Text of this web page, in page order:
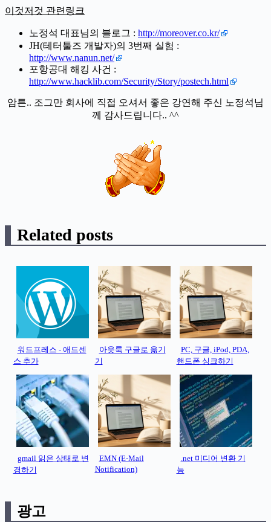
이것저것 관련링크
노정석 대표님의 블로그 : http://moreover.co.kr/
JH(테터툴즈 개발자)의 3번째 실험 :
http://www.nanun.net/
포항공대 해킹 사건 :
http://www.hacklib.com/Security/Story/postech.html
암튼.. 조그만 회사에 직접 오셔서 좋은 강연해 주신 노정석님
께 감사드립니다.. ^^
Related posts
워드프레스 - 애드센
스 추가
아웃룩 구글로 옮기
기
PC, 구글, iPod, PDA,
핸드폰 싱크하기
gmail 읽은 상태로 변
경하기
EMN (E-Mail
Notification)
.net 미디어 변환 기
능
광고